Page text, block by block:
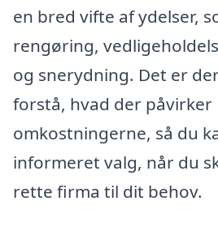
en bred vifte af ydelser,
rengøring,
og snerydning. Det er
forstå, hvad der påvirker
omkostningerne, så du
informeret valg, når du
rette firma til dit behov.